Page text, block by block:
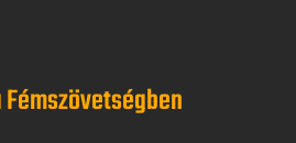
Fémszövetségben